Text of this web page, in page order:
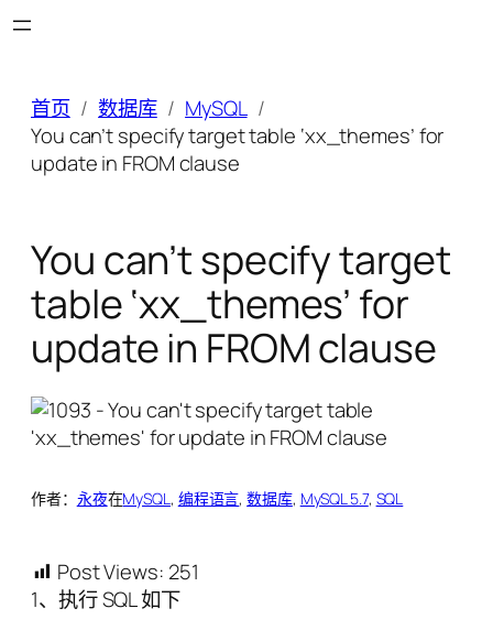
首页 数据库
MySQL
You can’t specify target table ‘xx_themes’ for
update in FROM clause
You can’t specify target
table ‘xx_themes’ for
update in FROM clause
作者： 永夜在MySQL , 编程语言, 数据库, MySQL 5.7, SQL
Post Views: 251
1、执行 SQL 如下